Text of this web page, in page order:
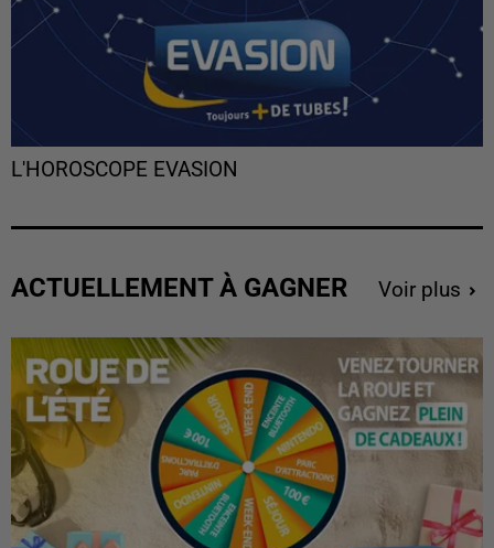
L'HOROSCOPE EVASION
ACTUELLEMENT À GAGNER Voir plus